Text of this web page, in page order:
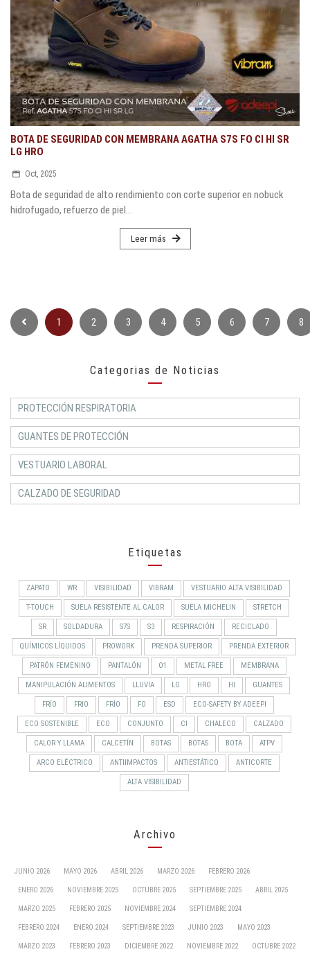
BOTA DE SEGURIDAD CON MEMBRANA AGATHA S7S FO CI HI SR
LG HRO
Oct, 2025
Bota de seguridad de alto rendimiento con corte superior en nobuck
hidrofugado, refuerzo de piel...
Leer más
1 2 3 4 5 6 7 8
Categorias de Noticias
PROTECCIÓN RESPIRATORIA
GUANTES DE PROTECCIÓN
VESTUARIO LABORAL
CALZADO DE SEGURIDAD
Etiquetas
ZAPATO WR VISIBILIDAD VIBRAM VESTUARIO ALTA VISIBILIDAD
T-TOUCH SUELA RESISTENTE AL CALOR SUELA MICHELIN STRETCH
SR SOLDADURA S7S S3 RESPIRACIÓN RECICLADO
QUÍMICOS LÍQUIDOS PROWORK PRENDA SUPERIOR PRENDA EXTERIOR
PATRÓN FEMENINO PANTALÓN O1 METAL FREE MEMBRANA
MANIPULACIÓN ALIMENTOS LLUVIA LG HRO HI GUANTES
FRÍO FRIO FRÍO FO ESD ECO-SAFETY BY ADEEPI
ECO SOSTENIBLE ECO CONJUNTO CI CHALECO CALZADO
CALOR Y LLAMA CALCETÍN BOTAS BOTAS BOTA ATPV
ARCO ELÉCTRICO ANTIIMPACTOS ANTIESTÁTICO ANTICORTE
ALTA VISIBILIDAD
Archivo
JUNIO 2026 MAYO 2026 ABRIL 2026 MARZO 2026 FEBRERO 2026
ENERO 2026 NOVIEMBRE 2025 OCTUBRE 2025 SEPTIEMBRE 2025 ABRIL 2025
MARZO 2025 FEBRERO 2025 NOVIEMBRE 2024 SEPTIEMBRE 2024
FEBRERO 2024 ENERO 2024 SEPTIEMBRE 2023 JUNIO 2023 MAYO 2023
MARZO 2023 FEBRERO 2023 DICIEMBRE 2022 NOVIEMBRE 2022 OCTUBRE 2022